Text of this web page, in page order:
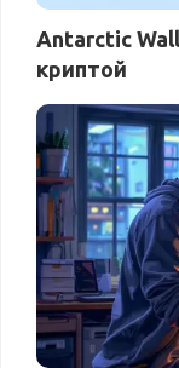
Antarctic
криптой